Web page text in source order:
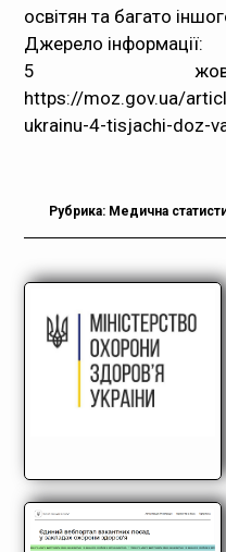
освітян та багато
Джерело інформації:
5
https://moz.gov.ua/
ukrainu-4-tisjachi-doz-
Рубрика: Медична